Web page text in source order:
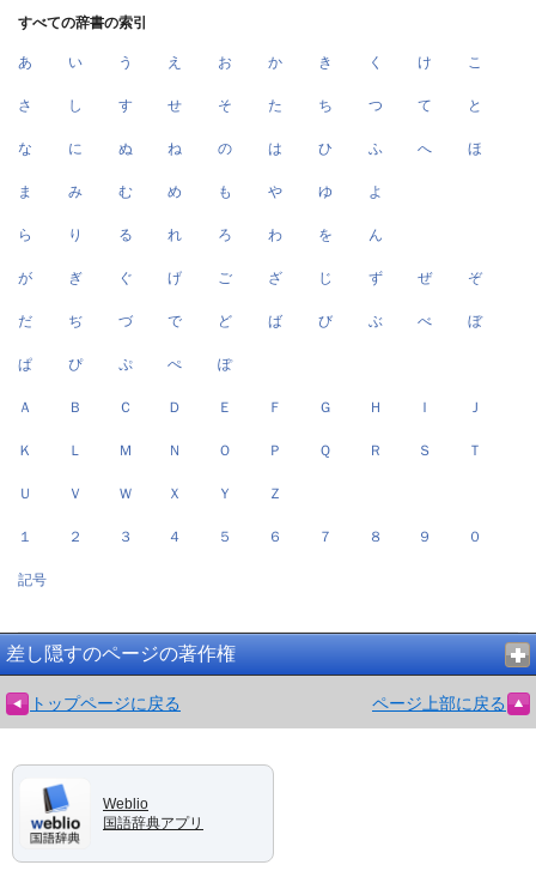
すべての辞書の索引
あ い う え お か き く け こ
さ し す せ そ た ち つ て と
な に ぬ ね の は ひ ふ へ ほ
ま み む め も や ゆ よ
ら り る れ ろ わ を ん
が ぎ ぐ げ ご ざ じ ず ぜ ぞ
だ ぢ づ で ど ば び ぶ べ ぼ
ぱ ぴ ぷ ぺ ぽ
Ａ Ｂ Ｃ Ｄ Ｅ Ｆ Ｇ Ｈ Ｉ Ｊ
Ｋ Ｌ Ｍ Ｎ Ｏ Ｐ Ｑ Ｒ Ｓ Ｔ
Ｕ Ｖ Ｗ Ｘ Ｙ Ｚ
１ ２ ３ ４ ５ ６ ７ ８ ９ ０
記号
差し隠すのページの著作権
トップページに戻る ページ上部に戻る
Weblio
国語辞典アプリ